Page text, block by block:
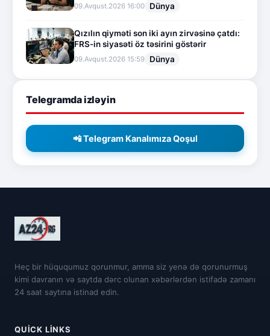
09.Avqust.2026 16:00 Dünya
Qızılın qiyməti son iki ayın zirvəsinə çatdı:
FRS-in siyasəti öz təsirini göstərir
09.Avqust.2026 15:59 Dünya
Telegramda izləyin
📲 Telegram Kanalımıza Qoşul
Heç bir hüququmuz qorunmur, amma siz yenə də qorunurmuş
kimi davranın və saytda dərc olunan xəbərlərdən istifadə zamanı
24 saat saytına istinad edin.
QUICK LINKS